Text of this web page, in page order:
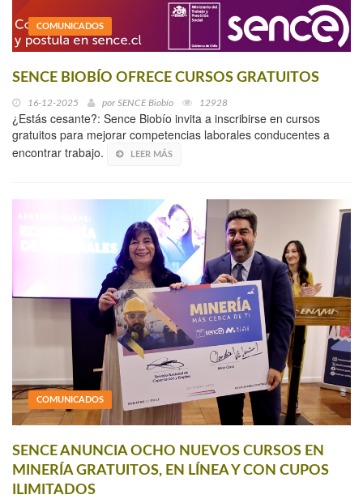
COMUNICADOS
SENCE BIOBÍO OFRECE CURSOS GRATUITOS
16-12-2025 por SENCE Biobío 12928
¿Estás cesante?: Sence Biobío invita a inscribirse en cursos
gratuitos para mejorar competencias laborales conducentes a
encontrar trabajo.
LEER MÁS
COMUNICADOS
SENCE ANUNCIA OCHO NUEVOS CURSOS EN
MINERÍA GRATUITOS, EN LÍNEA Y CON CUPOS
ILIMITADOS